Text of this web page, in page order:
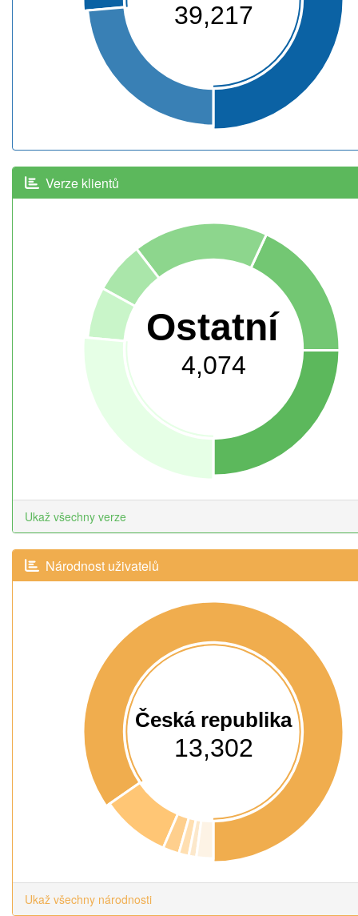
39,217
Verze klientů
Ostatní
4,074
Ukaž všechny verze
Národnost uživatelů
Česká republika
13,302
Ukaž všechny národnosti